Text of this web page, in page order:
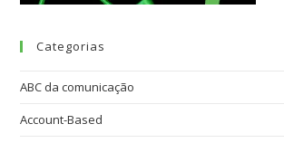
Categorias
ABC da comunicação
Account-Based